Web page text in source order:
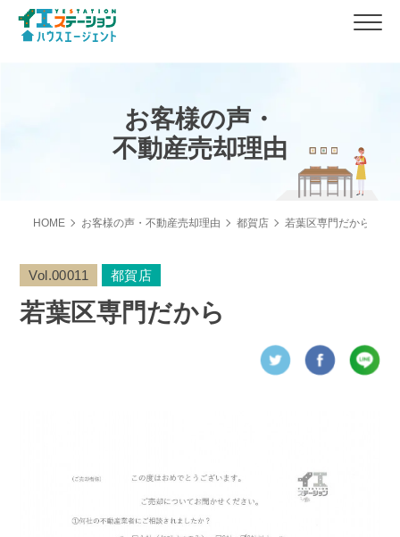
お客様の声・
不動産売却理由
HOME お客様の声・不動産売却理由 都賀店 若葉区専門だから
Vol.00011 都賀店
若葉区専門だから